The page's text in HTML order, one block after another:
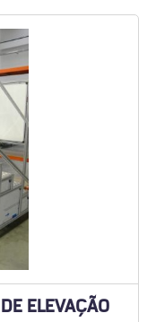
ELEVAÇÃO